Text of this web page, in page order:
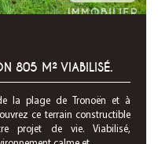
805 M² VIABILISÉ.
de la plage de Tronoën et à
ce terrain constructible
projet de vie. Viabilisé,